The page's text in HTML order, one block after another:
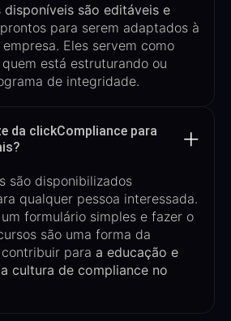
disponíveis são editáveis e
para serem adaptados à
Eles servem como
está estruturando ou
de integridade.
da clickCompliance para
são disponibilizados
qualquer pessoa interessada.
formulário simples e fazer o
são uma forma da
contribuir para a educação e
cultura de compliance no